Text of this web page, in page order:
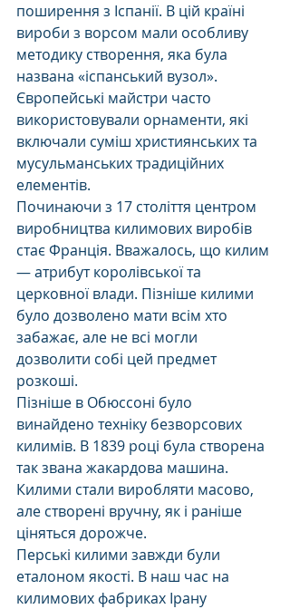
поширення з Іспанії. В цій країні
вироби з ворсом мали особливу
методику створення, яка була
названа «іспанський вузол».
Європейські майстри часто
використовували орнаменти, які
включали суміш християнських та
мусульманських традиційних
елементів.
Починаючи з 17 століття центром
виробництва килимових виробів
стає Франція. Вважалось, що килим
— атрибут королівської та
церковної влади. Пізніше килими
було дозволено мати всім хто
забажає, але не всі могли
дозволити собі цей предмет
розкоші.
Пізніше в Обюссоні було
винайдено техніку безворсових
килимів. В 1839 році була створена
так звана жакардова машина.
Килими стали виробляти масово,
але створені вручну, як і раніше
ціняться дорожче.
Перські килими завжди були
еталоном якості. В наш час на
килимових фабриках Ірану